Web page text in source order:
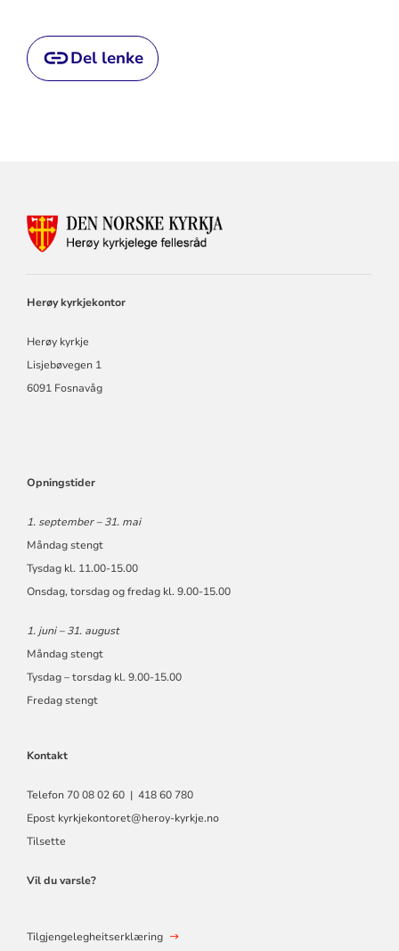
Del lenke
KONTAKTINFORMASJON
Herøy kyrkjekontor
Herøy kyrkje
Lisjebøvegen 1
6091 Fosnavåg
Opningstider
1. september – 31. mai
Måndag stengt
Tysdag kl. 11.00-15.00
Onsdag, torsdag og fredag kl. 9.00-15.00
1. juni – 31. august
Måndag stengt
Tysdag – torsdag kl. 9.00-15.00
Fredag stengt
Kontakt
Telefon 70 08 02 60 | 418 60 780
Epost kyrkjekontoret@heroy-kyrkje.no
Tilsette
Vil du varsle?
Tilgjengelegheitserklæring